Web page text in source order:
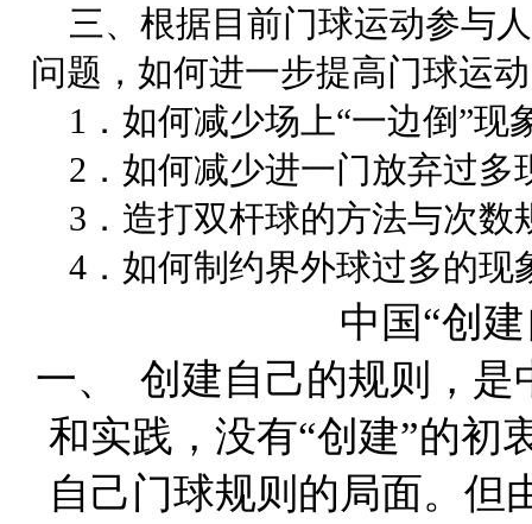
三、根据目前门球运动参与
问题，如何进一步提高门球运
1．如何减少场上“一边倒”现
2．如何减少进一门放弃过多
3．造打双杆球的方法与次数
4．如何制约界外球过多的
中国“创
一、 创建自己的规则，是
和实践，没有“创建”的初
自己门球规则的局面。但